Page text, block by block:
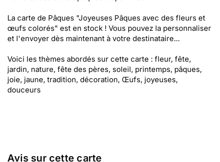
La carte de Pâques "Joyeuses Pâques avec des fleurs et
œufs colorés" est en stock ! Vous pouvez la personnaliser
et l'envoyer dès maintenant à votre destinataire...
Voici les thèmes abordés sur cette carte : fleur, fête,
jardin, nature, fête des pères, soleil, printemps, pâques,
joie, jaune, tradition, décoration, Œufs, joyeuses,
douceurs
Avis sur cette carte